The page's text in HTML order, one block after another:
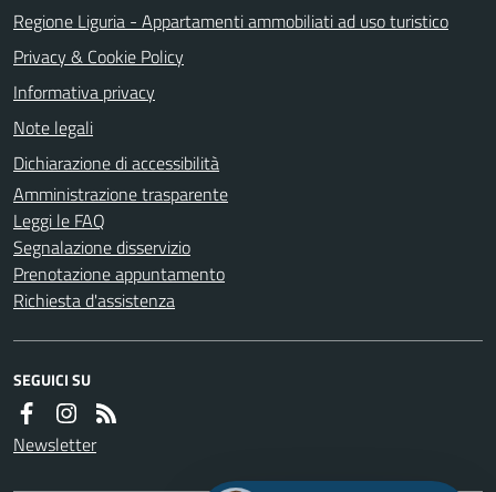
Regione Liguria - Appartamenti ammobiliati ad uso turistico
Privacy & Cookie Policy
Informativa privacy
Note legali
Dichiarazione di accessibilità
Amministrazione trasparente
Leggi le FAQ
Segnalazione disservizio
Prenotazione appuntamento
Richiesta d'assistenza
SEGUICI SU
Newsletter